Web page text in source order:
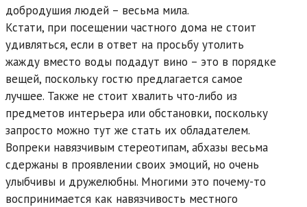
добродушия людей – весьма мила.
Кстати, при посещении частного дома не стоит
удивляться, если в ответ на просьбу утолить
жажду вместо воды подадут вино – это в порядке
вещей, поскольку гостю предлагается самое
лучшее. Также не стоит хвалить что-либо из
предметов интерьера или обстановки, поскольку
запросто можно тут же стать их обладателем.
Вопреки навязчивым стереотипам, абхазы весьма
сдержаны в проявлении своих эмоций, но очень
улыбчивы и дружелюбны. Многими это почему-то
воспринимается как навязчивость местного